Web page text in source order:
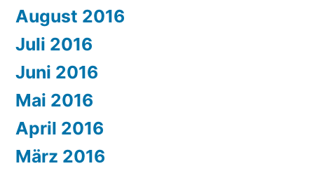
August 2016
Juli 2016
Juni 2016
Mai 2016
April 2016
März 2016